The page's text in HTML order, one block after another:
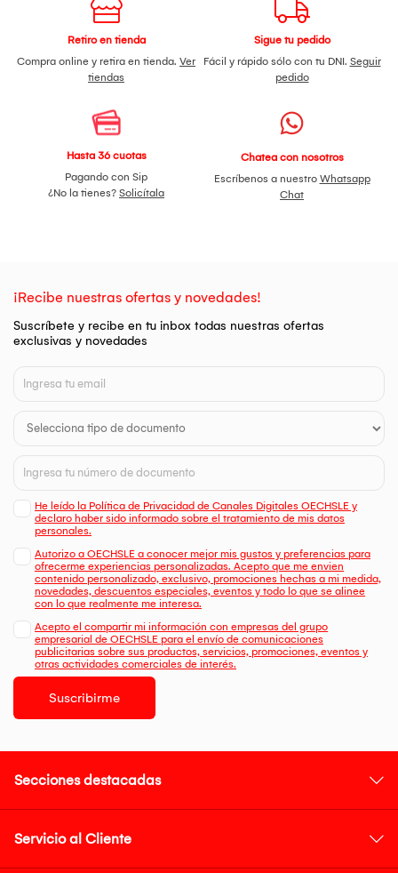
piense más y adquiéralo Aquí!
Retiro en tienda
Compra online y retira en tienda. Ver
tiendas
Sigue tu pedido
Fácil y rápido sólo con tu DNI. Seguir
pedido
Hasta 36 cuotas
Pagando con Sip
¿No la tienes? Solicítala
Chatea con nosotros
Escríbenos a nuestro Whatsapp
Chat
¡Recibe nuestras ofertas y novedades!
Suscríbete y recibe en tu inbox todas nuestras ofertas
exclusivas y novedades
He leído la Política de Privacidad de Canales Digitales OECHSLE y
declaro haber sido informado sobre el tratamiento de mis datos
personales.
Autorizo a OECHSLE a conocer mejor mis gustos y preferencias para
ofrecerme experiencias personalizadas. Acepto que me envien
contenido personalizado, exclusivo, promociones hechas a mi medida,
novedades, descuentos especiales, eventos y todo lo que se alinee
con lo que realmente me interesa.
Acepto el compartir mi información con empresas del grupo
empresarial de OECHSLE para el envío de comunicaciones
publicitarias sobre sus productos, servicios, promociones, eventos y
otras actividades comerciales de interés.
Suscribirme
Secciones destacadas
Servicio al Cliente